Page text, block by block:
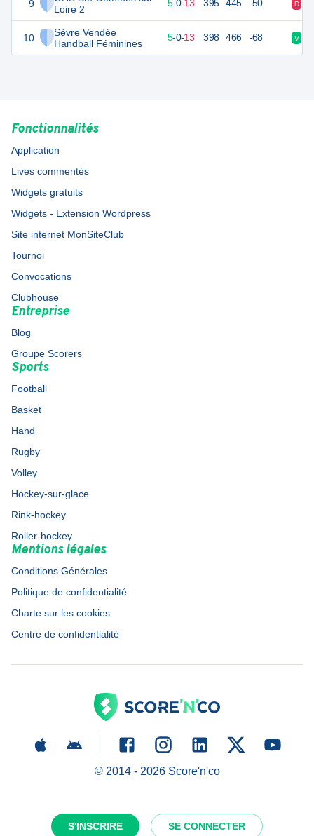
S'INSCRIRE SE CONNECTER
9
Loire 2
10
Sèvre Vendée
Handball Féminines
28 18 5-0-13 395 445 -50 D
28 5-0-13 398 466 -68 V
Fonctionnalités
Application
Lives commentés
Widgets gratuits
Widgets - Extension Wordpress
Site internet MonSiteClub
Tournoi
Convocations
Clubhouse
Entreprise
Blog
Groupe Scorers
Sports
Football
Basket
Hand
Rugby
Volley
Hockey-sur-glace
Rink-hockey
Roller-hockey
Mentions légales
Conditions Générales
Politique de confidentialité
Charte sur les cookies
Centre de confidentialité
© 2014 - 2026Score'n'co